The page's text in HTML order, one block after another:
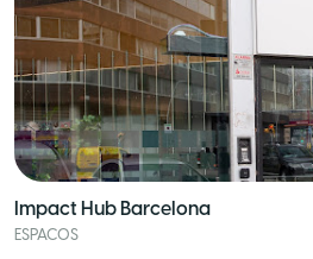
Impact Hub Barcelona
ESPACOS